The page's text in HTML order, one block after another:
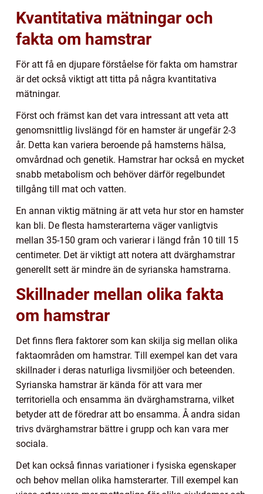
Kvantitativa mätningar och
fakta om hamstrar
För att få en djupare förståelse för fakta om hamstrar
är det också viktigt att titta på några kvantitativa
mätningar.
Först och främst kan det vara intressant att veta att
genomsnittlig livslängd för en hamster är ungefär 2-3
år. Detta kan variera beroende på hamsterns hälsa,
omvårdnad och genetik. Hamstrar har också en mycket
snabb metabolism och behöver därför regelbundet
tillgång till mat och vatten.
En annan viktig mätning är att veta hur stor en hamster
kan bli. De flesta hamsterarterna väger vanligtvis
mellan 35-150 gram och varierar i längd från 10 till 15
centimeter. Det är viktigt att notera att dvärghamstrar
generellt sett är mindre än de syrianska hamstrarna.
Skillnader mellan olika fakta
om hamstrar
Det finns flera faktorer som kan skilja sig mellan olika
faktaområden om hamstrar. Till exempel kan det vara
skillnader i deras naturliga livsmiljöer och beteenden.
Syrianska hamstrar är kända för att vara mer
territoriella och ensamma än dvärghamstrarna, vilket
betyder att de föredrar att bo ensamma. Å andra sidan
trivs dvärghamstrar bättre i grupp och kan vara mer
sociala.
Det kan också finnas variationer i fysiska egenskaper
och behov mellan olika hamsterarter. Till exempel kan